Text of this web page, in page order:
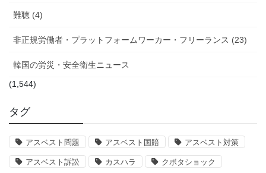
難聴 (4)
非正規労働者・プラットフォームワーカー・フリーランス (23)
韓国の労災・安全衛生ニュース
(1,544)
タグ
アスベスト問題 アスベスト国賠 アスベスト対策
アスベスト訴訟 カスハラ クボタショック